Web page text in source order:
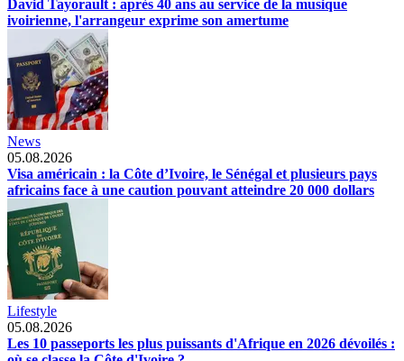
David Tayorault : après 40 ans au service de la musique
ivoirienne, l'arrangeur exprime son amertume
News
05.08.2026
Visa américain : la Côte d’Ivoire, le Sénégal et plusieurs pays
africains face à une caution pouvant atteindre 20 000 dollars
Lifestyle
05.08.2026
Les 10 passeports les plus puissants d'Afrique en 2026 dévoilés :